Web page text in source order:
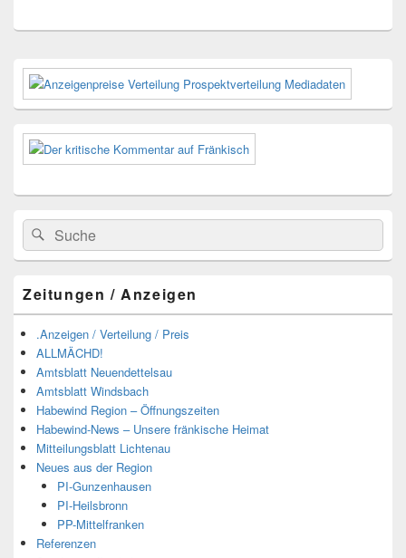
Primärer
Seitenleisten-
Widgetbereich
Suchen
nach:
Suchen
Zeitungen / Anzeigen
.Anzeigen / Verteilung / Preis
ALLMÄCHD!
Amtsblatt Neuendettelsau
Amtsblatt Windsbach
Habewind Region – Öffnungszeiten
Habewind-News – Unsere fränkische Heimat
Mitteilungsblatt Lichtenau
Neues aus der Region
PI-Gunzenhausen
PI-Heilsbronn
PP-Mittelfranken
Referenzen